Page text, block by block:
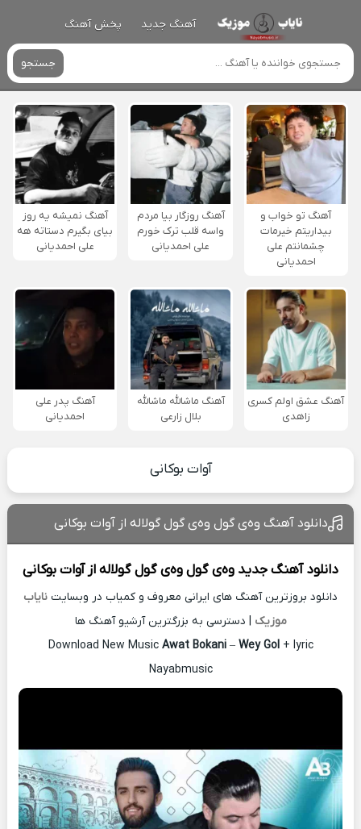
آهنگ جدید پخش آهنگ
جستجو
آهنگ تو خواب و
بیداریتم خیرمات
چشمانتم علی
احمدیانی
آهنگ روزگار بیا مردم
واسه قلب ترک خورم
علی احمدیانی
آهنگ نمیشه یه روز
بیای بگیرم دستاته هه
علی احمدیانی
آهنگ عشق اولم کسری
زاهدی
آهنگ ماشالله ماشالله
بلال زارعی
آهنگ پدر علی
احمدیانی
آوات بوکانی
دانلود آهنگ وه‌ی گول‌ وه‌ی گول گولاله از آوات بوکانی
دانلود آهنگ جدید وه‌ی گول‌ وه‌ی گول گولاله ازآوات بوکانی
دانلود بروزترین آهنگ های ایرانی معروف و کمیاب در وبسایت نایاب
موزیک | دسترسی به بزرگترین آرشیو آهنگ ها
Download New Music Awat Bokani– Wey Gol+ lyric
Nayabmusic